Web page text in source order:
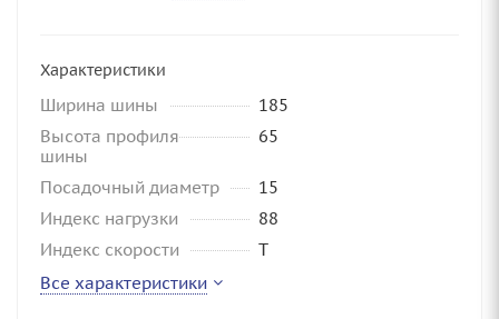
Характеристики
Ширина шины
185
Высота профиля
шины
65
Посадочный диаметр
15
Индекс нагрузки
88
Индекс скорости
T
Все характеристики